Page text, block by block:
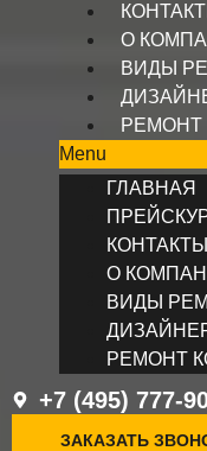
О
ВИДЫ
Menu
ГЛАВНАЯ
КОНТАКТЫ
О
ВИДЫ
РЕМОНТ
+7 (495) 777-
ЗАКАЗАТЬ